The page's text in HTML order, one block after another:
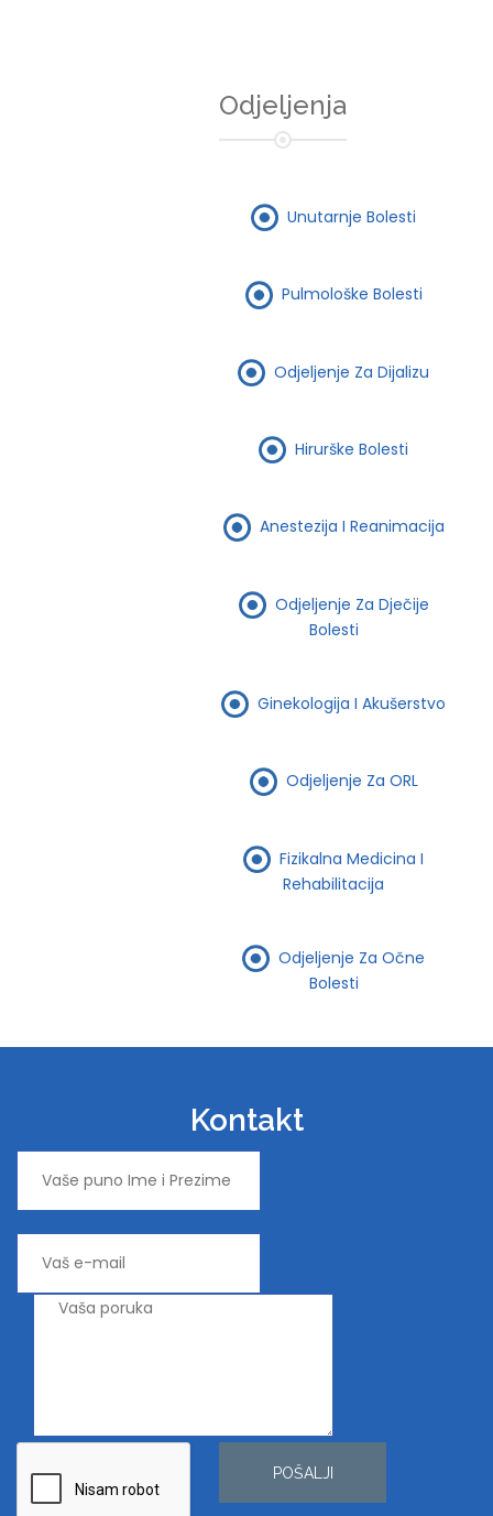
Odjeljenja
Unutarnje Bolesti
Pulmološke Bolesti
Odjeljenje Za Dijalizu
Hirurške Bolesti
Anestezija I Reanimacija
Odjeljenje Za Dječije
Bolesti
Ginekologija I Akušerstvo
Odjeljenje Za ORL
Fizikalna Medicina I
Rehabilitacija
Odjeljenje Za Očne
Bolesti
Kontakt
POŠALJI